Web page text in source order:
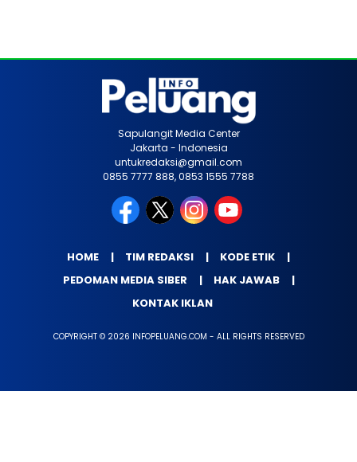
Sapulangit Media Center
Jakarta - Indonesia
untukredaksi@gmail.com
0855 7777 888, 0853 1555 7788
HOME TIM REDAKSI
KODE ETIK
PEDOMAN MEDIA SIBER
HAK JAWAB
KONTAK IKLAN
COPYRIGHT © 2026 INFOPELUANG.COM - ALL RIGHTS RESERVED